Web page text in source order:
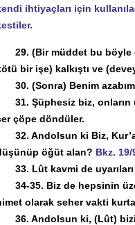
ihtiyaçları için
(Bir müddet bu böyle
bir işe) kalkıştı ve
(Sonra) Benim azabım
Şüphesiz biz, onların
çöpe döndüler.
Andolsun ki Biz,
öğüt alan? Bkz. 19/
Lût kavmi de uyarıları
35. Biz de hepsinin
olarak seher vakti
Andolsun ki, (Lût) bizim